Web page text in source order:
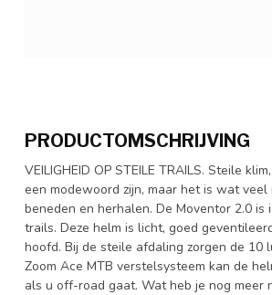
PRODUCTOMSCHRIJVING
VEILIGHEID OP STEILE TRAILS. Steile
een modewoord zijn, maar het is wat
beneden en herhalen. De Moventor 2.0
trails. Deze helm is licht, goed
hoofd. Bij de steile afdaling zorgen de
Zoom Ace MTB verstelsysteem kan de
als u off-road gaat. Wat heb je nog meer